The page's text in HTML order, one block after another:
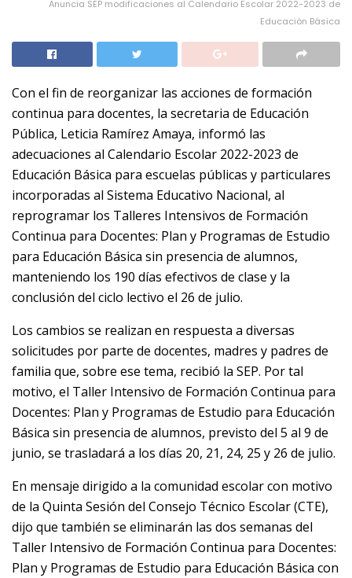
Anuncia SEP modificaciones al Calendario Escolar 2022-2023 de
Educación Básica
Con el fin de reorganizar las acciones de formación
continua para docentes, la secretaria de Educación
Pública, Leticia Ramírez Amaya, informó las
adecuaciones al Calendario Escolar 2022-2023 de
Educación Básica para escuelas públicas y particulares
incorporadas al Sistema Educativo Nacional, al
reprogramar los Talleres Intensivos de Formación
Continua para Docentes: Plan y Programas de Estudio
para Educación Básica sin presencia de alumnos,
manteniendo los 190 días efectivos de clase y la
conclusión del ciclo lectivo el 26 de julio.
Los cambios se realizan en respuesta a diversas
solicitudes por parte de docentes, madres y padres de
familia que, sobre ese tema, recibió la SEP. Por tal
motivo, el Taller Intensivo de Formación Continua para
Docentes: Plan y Programas de Estudio para Educación
Básica sin presencia de alumnos, previsto del 5 al 9 de
junio, se trasladará a los días 20, 21, 24, 25 y 26 de julio.
En mensaje dirigido a la comunidad escolar con motivo
de la Quinta Sesión del Consejo Técnico Escolar (CTE),
dijo que también se eliminarán las dos semanas del
Taller Intensivo de Formación Continua para Docentes:
Plan y Programas de Estudio para Educación Básica con